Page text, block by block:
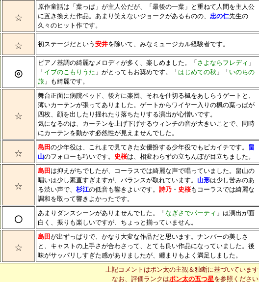
☆
原作童話は「葉っぱ」が主人公だが、「最後の一葉」と重ねて人間を主人公
に置き換えた作品。あまり笑えないジョークがあるものの、 忠の仁先生の
久々のヒット作です。
☆ 初ステージだという 安井を除いて、みなミュージカル経験者です。
◎
ピアノ基調の綺麗なメロディが多く、楽しめました。「 さよならフレディ 」
「 イブのこもりうた 」がとってもお奨めです。「 はじめての秋 」「 いのちの
旅 」も綺麗です。
☆
舞台正面に病院ベッド、後方に楽団、それを仕切る楓をあしらうゲートと、
薄いカーテンが張ってありました。ゲートからワイヤー入りの楓の葉っぱが
四枚、顔を出したり揺れたり落ちたりする演出が心憎いです。
気になるのは、カーテンを上げ下げするウィンチの音が大きいことで、同時
にカーテンを動かす必然性が見えませんでした。
☆ 島田 の少年役は、これまで見てきた女優扮する少年役でもピカイチです。 畠
山のフォローも巧いです。 史桜は、相変わらずの立ちんぼが目立ちました。
☆
島田 は抑えがちでしたが、コーラスでは綺麗な声で唱っていました。畠山の
唱いは少し素直すぎますが、バランスが取れています。 山形は少し苦みのあ
る渋い声で、 杉江の低音も響きよいです。 詩乃 ・ 史桜もコーラスでは綺麗な
調和を取って響きよかったです。
○ あまりダンスシーンがありませんでした。「 なぎさでパーティ 」は演出が面
白く、振りも楽しいですが、ちょっと揃っていません。
☆
島田 が出ずっぱりで、かなり大変な作品だと思います。ナンバーの美しさ
と、キャストの上手さが合わさって、とても良い作品になっていました。後
味がサッパリしすぎた感がありましたが、纏まりもよく満足しました。
上記コメントはポン太の主観＆独断に基づいています
なお、評価ランクはポン太の五つ星を参照ください